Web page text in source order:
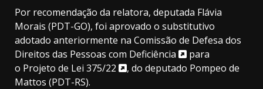
Por recomendação da relatora, deputada Flávia
Morais (PDT-GO), foi aprovado o substitutivo
adotado anteriormente na Comissão de Defesa dos
Direitos das Pessoas com Deficiência
para
o Projeto de Lei 375/22
, do deputado Pompeo de
Mattos (PDT-RS).